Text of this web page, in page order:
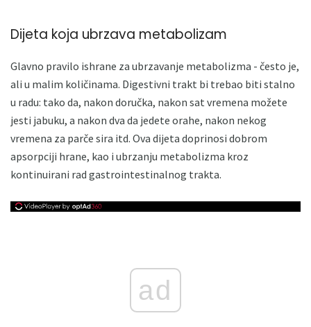
Dijeta koja ubrzava metabolizam
Glavno pravilo ishrane za ubrzavanje metabolizma - često je,
ali u malim količinama. Digestivni trakt bi trebao biti stalno
u radu: tako da, nakon doručka, nakon sat vremena možete
jesti jabuku, a nakon dva da jedete orahe, nakon nekog
vremena za parče sira itd. Ova dijeta doprinosi dobrom
apsorpciji hrane, kao i ubrzanju metabolizma kroz
kontinuirani rad gastrointestinalnog trakta.
ad